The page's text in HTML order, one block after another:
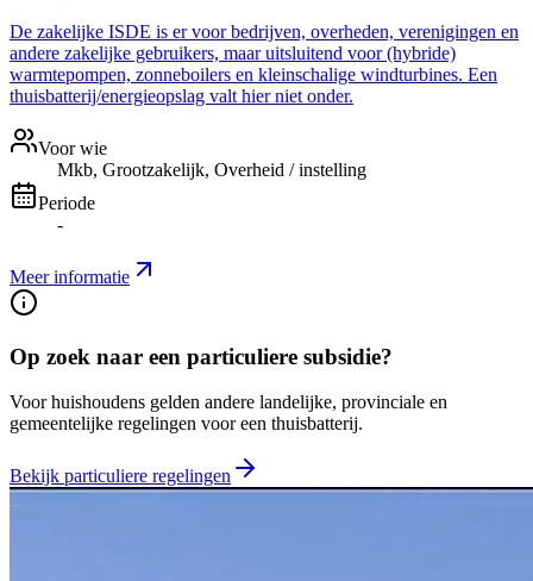
De zakelijke ISDE is er voor bedrijven, overheden, verenigingen en
andere zakelijke gebruikers, maar uitsluitend voor (hybride)
warmtepompen, zonneboilers en kleinschalige windturbines. Een
thuisbatterij/energieopslag valt hier niet onder.
Voor wie
Mkb, Grootzakelijk, Overheid / instelling
Periode
-
Meer informatie
Op zoek naar een particuliere subsidie?
Voor huishoudens gelden andere landelijke, provinciale en
gemeentelijke regelingen voor een thuisbatterij.
Bekijk particuliere regelingen